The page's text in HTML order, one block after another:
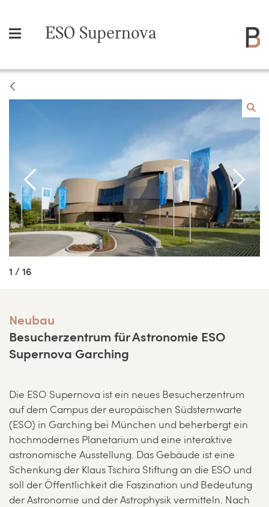
ESO Supernova
1 / 16
Neubau
Besucherzentrum für Astronomie ESO
Supernova Garching
Die ESO Supernova ist ein neues Besucherzentrum
auf dem Campus der europäischen Südsternwarte
(ESO) in Garching bei München und beherbergt ein
hochmodernes Planetarium und eine interaktive
astronomische Ausstellung. Das Gebäude ist eine
Schenkung der Klaus Tschira Stiftung an die ESO und
soll der Öffentlichkeit die Faszination und Bedeutung
der Astronomie und der Astrophysik vermitteln. Nach